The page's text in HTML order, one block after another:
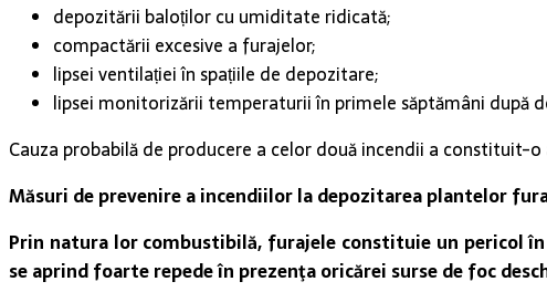
depozitării baloților cu umiditate ridicată;
compactării excesive a furajelor;
lipsei ventilației în spațiile de depozitare;
lipsei monitorizării temperaturii în primele săptămâni după
Cauza probabilă de producere a celor două incendii a constituit-
Măsuri de prevenire a incendiilor la depozitarea plantelor
Prin natura lor combustibilă, furajele constituie un pericol
se aprind foarte repede în prezenţa oricărei surse de foc